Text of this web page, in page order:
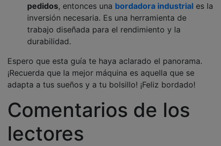
pedidos, entonces una bordadora industrial es la
inversión necesaria. Es una herramienta de
trabajo diseñada para el rendimiento y la
durabilidad.
Espero que esta guía te haya aclarado el panorama.
¡Recuerda que la mejor máquina es aquella que se
adapta a tus sueños y a tu bolsillo! ¡Feliz bordado!
Comentarios de los
lectores